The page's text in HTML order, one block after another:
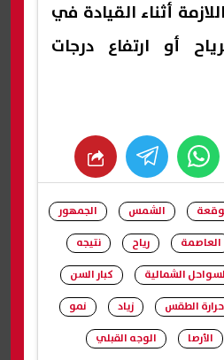
أثناء القيادة في
أو ارتفاع درجات
whats
الشمس
الجمهور
العاصمة رياح
نتيجه
الشمالية
كبار السن
حرارة الطقس زياد
نمو
الأرصا
الوجه القبلي